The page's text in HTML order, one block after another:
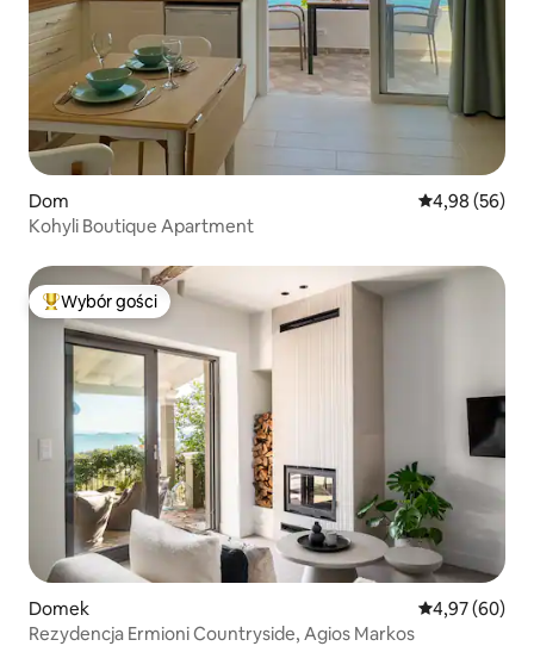
Dom Średnia
4,98 (56)
Kohyli Boutique Apartment
Najpopularniejsze z kategorii Wybór gości
Wybór gości
Domek Średnia
4,97 (60)
Rezydencja Ermioni Countryside, Agios Markos